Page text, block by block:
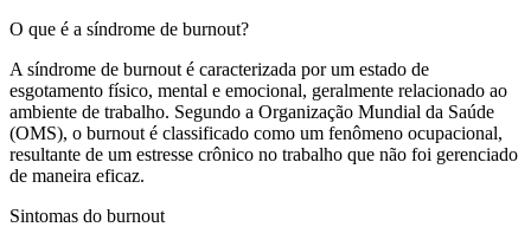
O que é a síndrome de burnout?
A síndrome de burnout é caracterizada por um estado de
esgotamento físico, mental e emocional, geralmente relacionado ao
ambiente de trabalho. Segundo a Organização Mundial da Saúde
(OMS), o burnout é classificado como um fenômeno ocupacional,
resultante de um estresse crônico no trabalho que não foi gerenciado
de maneira eficaz.
Sintomas do burnout